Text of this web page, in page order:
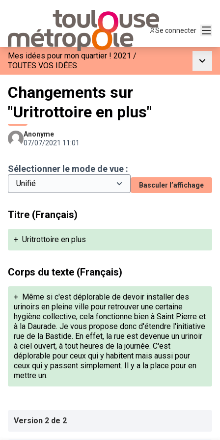
Se connecter
Mes idées pour mon quartier ! 2021 /
TOUTES VOS IDÉES
Changements sur
"Uritrottoire en plus"
Anonyme
07/07/2021 11:01
Sélectionner le mode de vue :
Basculer l’affichage
Titre (Français)
+ Uritrottoire en plus
Corps du texte (Français)
+ Même si c'est déplorable de devoir installer des
urinoirs en pleine ville pour retrouver une certaine
hygiène collective, cela fonctionne bien à Saint Pierre et
à la Daurade. Je vous propose donc d'étendre l'initiative
rue de la Bastide. En effet, la rue est devenue un urinoir
à ciel ouvert, à tout heures de la journée. C'est
déplorable pour ceux qui y habitent mais aussi pour
ceux qui y passent simplement. Il y a la place pour en
mettre un.
Version 2 de 2